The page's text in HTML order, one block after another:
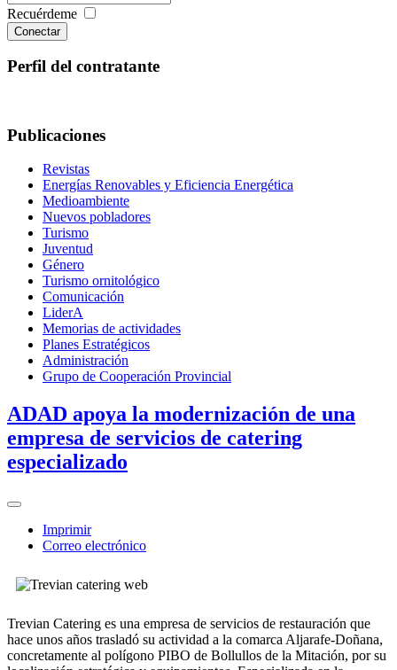
Recuérdeme
Conectar
Perfil del contratante
Publicaciones
Revistas
Energías Renovables y Eficiencia Energética
Medioambiente
Nuevos pobladores
Turismo
Juventud
Género
Turismo ornitológico
Comunicación
LiderA
Memorias de actividades
Planes Estratégicos
Administración
Grupo de Cooperación Provincial
ADAD apoya la modernización de una
empresa de servicios de catering
especializado
Imprimir
Correo electrónico
Trevian Catering es una empresa de servicios de restauración que
hace unos años trasladó su actividad a la comarca Aljarafe-Doñana,
concretamente al polígono PIBO de Bollullos de la Mitación, por su